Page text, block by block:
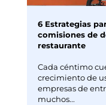
6 Estrategias
comisiones de
restaurante
Cada céntimo
crecimiento de
empresas de
muchos...